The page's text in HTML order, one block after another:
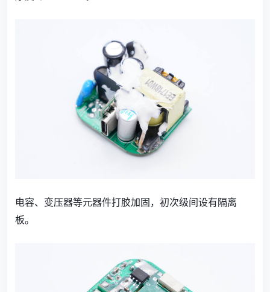
电容、变压器等元器件打胶加固，初次级间设有隔离
板。